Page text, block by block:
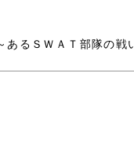
あるＳＷＡＴ部隊の